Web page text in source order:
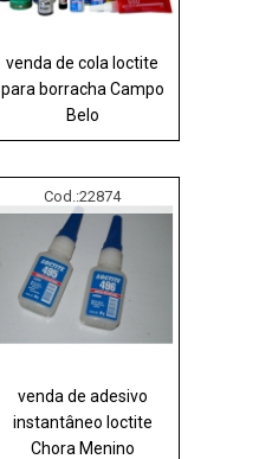
venda de cola loctite
para borracha Campo
Belo
Cod.:22874
venda de adesivo
instantâneo loctite
Chora Menino